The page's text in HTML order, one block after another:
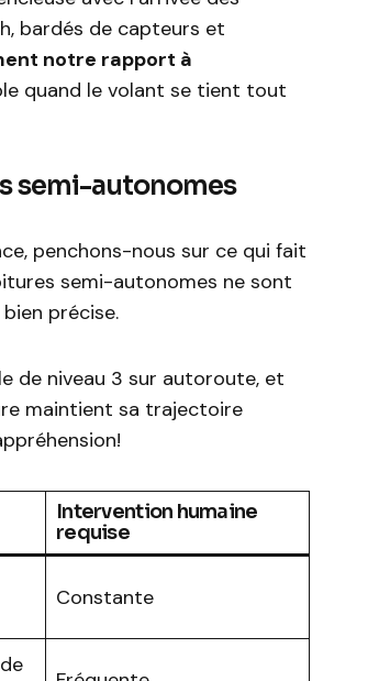
bardés de capteurs et
notre rapport à
quand le volant se tient tout
semi-autonomes
penchons-nous sur ce qui fait
semi-autonomes ne sont
précise.
de niveau 3 sur autoroute, et
maintient sa trajectoire
Intervention humaine
requise
Constante